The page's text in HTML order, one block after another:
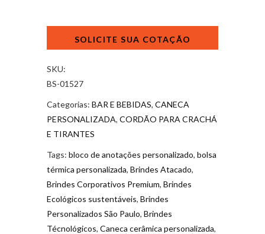
quantidade
SKU:
BS-01527
Categorias: BAR E BEBIDAS, CANECA
PERSONALIZADA, CORDÃO PARA CRACHÁ
E TIRANTES
Tags: bloco de anotações personalizado, bolsa
térmica personalizada, Brindes Atacado,
Brindes Corporativos Premium, Brindes
Ecológicos sustentáveis, Brindes
Personalizados São Paulo, Brindes
Técnológicos, Caneca cerâmica personalizada,